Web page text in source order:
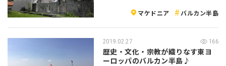
マケドニア バルカン半島
2019.02.27 166
歴史・文化・宗教が織りなす東ヨ
ーロッパのバルカン半島♪